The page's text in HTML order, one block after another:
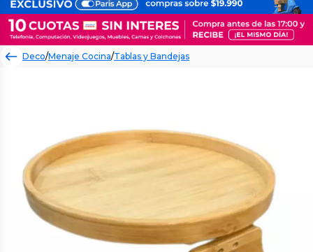
Deco/Menaje Cocina/Tablas y Bandejas